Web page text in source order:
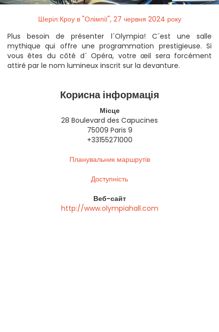
Шеріл Кроу в "Олімпії", 27 червня 2024 року
Plus besoin de présenter l´Olympia! C´est une salle
mythique qui offre une programmation prestigieuse. Si
vous êtes du côté d´ Opéra, votre œil sera forcément
attiré par le nom lumineux inscrit sur la devanture.
Корисна інформація
Місце
28 Boulevard des Capucines
75009 Paris 9
+33155271000
Планувальник маршрутів
Доступність
Веб-сайт
http://www.olympiahall.com